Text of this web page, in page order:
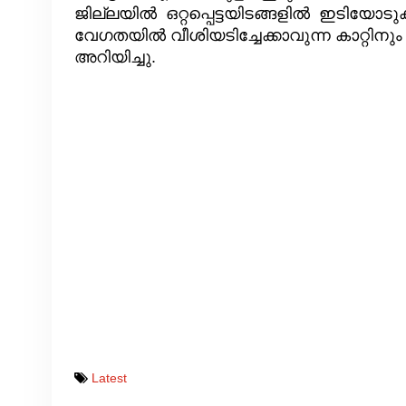
ജില്ലയിൽ ഒറ്റപ്പെട്ടയിടങ്ങളിൽ
വേഗതയിൽ വീശിയടിച്ചേക്കാവുന്ന
അറിയിച്ചു.
Latest